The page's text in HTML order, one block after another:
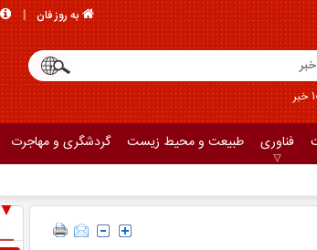
به روز فان
فناوری طبیعت و محیط زیست گردشگری و مهاجرت